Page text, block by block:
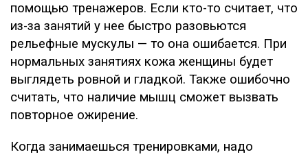
помощью тренажеров. Если кто-то считает, что
из-за занятий у нее быстро разовьются
рельефные мускулы — то она ошибается. При
нормальных занятиях кожа женщины будет
выглядеть ровной и гладкой. Также ошибочно
считать, что наличие мышц сможет вызвать
повторное ожирение.
Когда занимаешься тренировками, надо